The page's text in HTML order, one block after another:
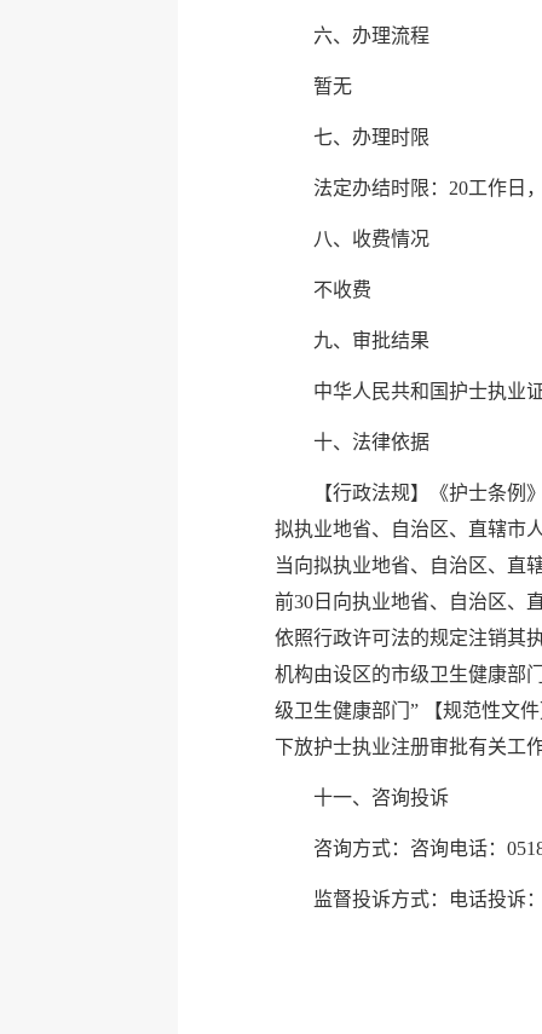
六、办理流程
暂无
七、办理时限
法定办结时限：20工作日
八、收费情况
不收费
九、审批结果
中华人民共和国护士执业
十、法律依据
【行政法规】《护士条例
拟执业地省、自治区、直辖市
当向拟执业地省、自治区、直
前30日向执业地省、自治区、
依照行政许可法的规定注销其
机构由设区的市级卫生健康部
级卫生健康部门” 【规范性文
下放护士执业注册审批有关工
十一、咨询投诉
咨询方式：咨询电话：
监督投诉方式：电话投诉